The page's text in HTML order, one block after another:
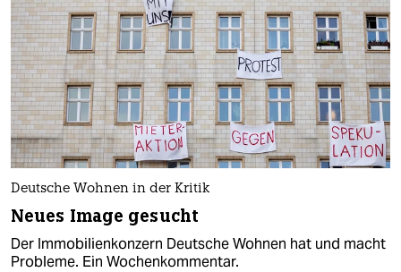
Deutsche Wohnen in der Kritik
Neues Image gesucht
Der Immobilienkonzern Deutsche Wohnen hat und macht
Probleme. Ein Wochenkommentar.